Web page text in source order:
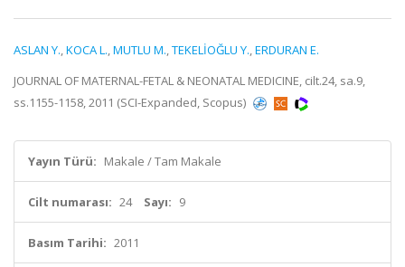
ASLAN Y.,KOCA L.,MUTLU M.,TEKELİOĞLU Y.,ERDURAN E.
JOURNAL OF MATERNAL-FETAL & NEONATAL MEDICINE, cilt.24, sa.9,
ss.1155-1158, 2011 (SCI-Expanded, Scopus)
Yayın Türü: Makale / Tam Makale
Cilt numarası: 24 Sayı: 9
Basım Tarihi: 2011